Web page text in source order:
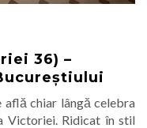
36) –
află chiar lângă celebra
Victoriei. Ridicat în stil